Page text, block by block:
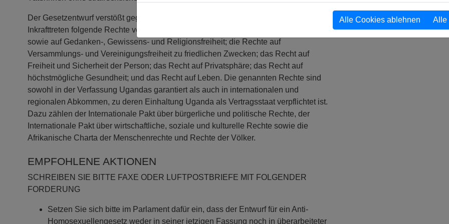
Der Gesetzentwurf verstößt gegen das Diskriminierungsverbot und würde bei
Inkrafttreten folgende Rechte verletzen: die Rechte auf freie Meinungsäußerung
sowie auf Gedanken-, Gewissens- und Religionsfreiheit; die Rechte auf
Versammlungs- und Vereinigungsfreiheit zu friedlichen Zwecken; das Recht auf
Freiheit und Sicherheit der Person; das Recht auf Privatsphäre; das Recht auf
höchstmögliche Gesundheit; und das Recht auf Leben. Die genannten Rechte sind
sowohl in der Verfassung Ugandas garantiert als auch in internationalen und
regionalen Abkommen, zu deren Einhaltung Uganda als Vertragsstaat verpflichtet ist.
Dazu zählen der Internationale Pakt über bürgerliche und politische Rechte, der
Internationale Pakt über wirtschaftliche, soziale und kulturelle Rechte sowie die
Afrikanische Charta der Menschenrechte und Rechte der Völker.
EMPFOHLENE AKTIONEN
SCHREIBEN SIE BITTE FAXE ODER LUFTPOSTBRIEFE MIT FOLGENDER
FORDERUNG
Setzen Sie sich bitte im Parlament dafür ein, dass der Entwurf für ein Anti-
Homosexuellengesetz weder in seiner jetzigen Fassung noch in überarbeiteter
Alle Cookies ablehnen Alle